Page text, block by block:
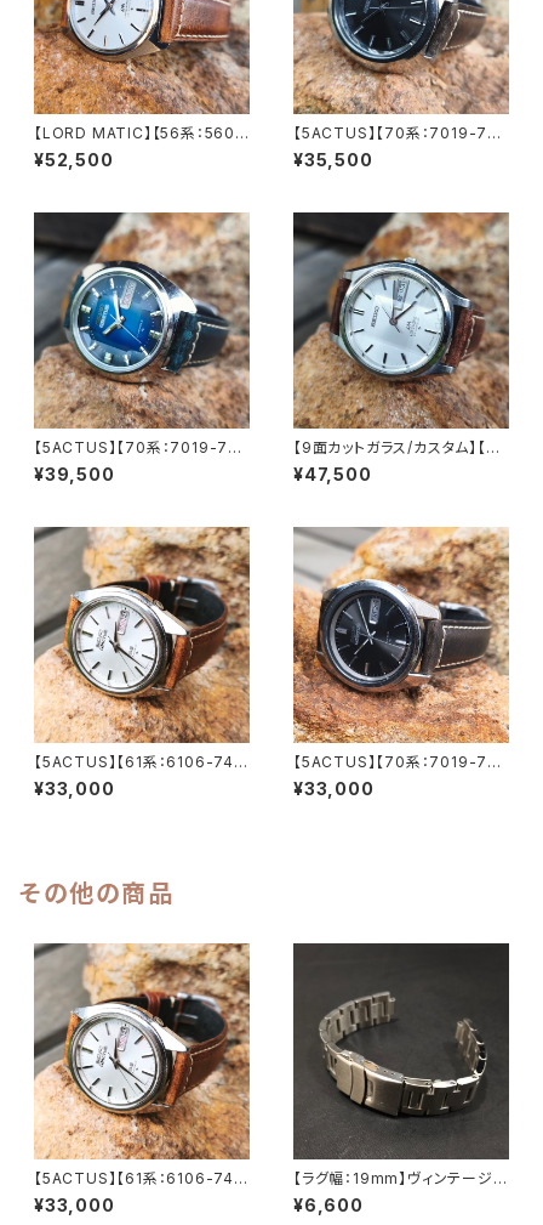
【LORD MATIC】【56系：5606
-7000】【カレンダーレバー交換
済み】SEIKO/セイコーロードマ
9月製造 アンティークウォッチ
レザーベルト メンズウォッチ【56
06-7000-1】
¥52,500
【5ACTUS】【70系：7019-702
0】SEIKO/セイコー 5アクタス 2
1石 Cal.7019 キャリバー 機械
ークウォッチ 中三針 純正ベルト
メンズウォッチ【5ac7019-702
0-1】
¥35,500
【5ACTUS】【70系：7019-735
0】【新品9面カット風防】SEIK
O/セイコー 5アクタス 21石 Ca
1975年 1月製造【ac7019-73
¥39,500
【9面カットガラス/カスタム】【LO
RD MATIC】【56系：5606-70
70】SEIKO/セイコーロードマチ
舎諏訪工場 1970年 4月製造
アンティークウォッチ 中三針 レ
ザーベルト メンズウォッチ【560
6-7070-4】
¥47,500
【5ACTUS】【61系：6106-748
0】SEIKO/セイコー 5アクタス 2
3石 Cal.6106 キャリバー 機械
¥33,000
【5ACTUS】【70系：7019-704
0】SEIKO/セイコー 5アクタス 2
1石 Cal.7019 キャリバー 機械
¥33,000
その他の商品
【5ACTUS】【61系：6106-748
0】SEIKO/セイコー 5アクタス 2
3石 Cal.6106 キャリバー 機械
¥33,000
【ラグ幅：19mm】ヴィンテージS
EIKO（5ACTUS、5SPORTS、5
デラックス、ファイブなど）など、
¥6,600